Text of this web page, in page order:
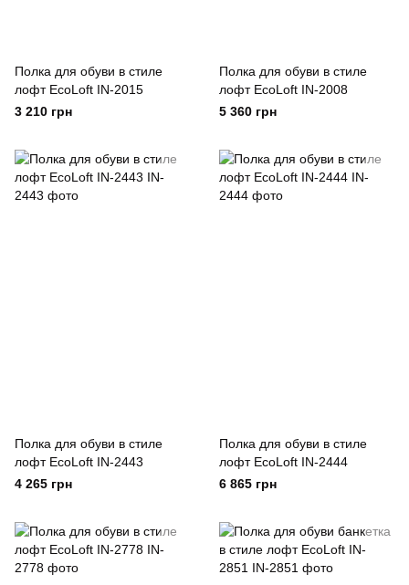
Полка для обуви в стиле
лофт EcoLoft IN-2015
3 210 грн
Полка для обуви в стиле
лофт EcoLoft IN-2008
5 360 грн
Полка для обуви в стиле
лофт EcoLoft IN-2443
4 265 грн
Полка для обуви в стиле
лофт EcoLoft IN-2444
6 865 грн